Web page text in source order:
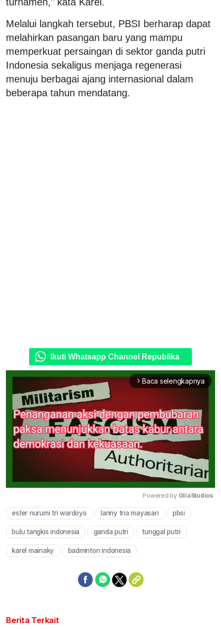
Melalui langkah tersebut, PBSI berharap dapat
melahirkan pasangan baru yang mampu
memperkuat persaingan di sektor ganda putri
Indonesia sekaligus menjaga regenerasi
menuju berbagai ajang internasional dalam
beberapa tahun mendatang.
Ikuti Whatsapp Channel Republika
arrow_forward_ios Baca selengkapnya
Mute
Powered by GliaStudios
ester nurumi tri wardoyo lanny tria mayasari pbsi
bulu tangkis indonesia ganda putri tunggal putri
karel mainaky badminton indonesia
Berita Terkait